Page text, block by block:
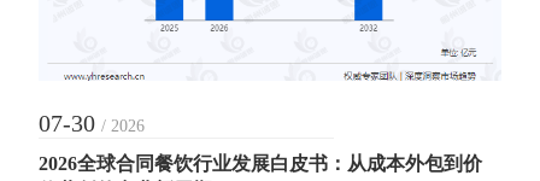
07-30 / 2026
2026全球合同餐饮行业发展白皮书：从成本外包到价